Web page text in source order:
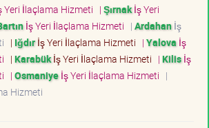
Yeri İlaçlama Hizmeti | Şırnakİş Yeri
İş Yeri İlaçlama Hizmeti | Ardahanİş
| Iğdırİş Yeri İlaçlama Hizmeti | Yalova İş
| Karabükİş Yeri İlaçlama Hizmeti | Kilisİş
| Osmaniyeİş Yeri İlaçlama Hizmeti |
Hizmeti